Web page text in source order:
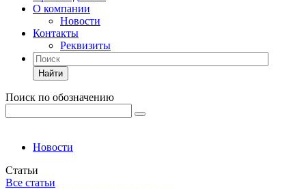
О компании
Новости
Контакты
Реквизиты
Найти
Поиск по обозначению
Новости
Статьи
Все статьи